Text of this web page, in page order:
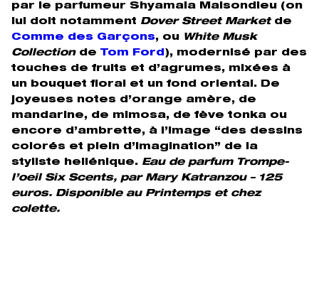
par le parfumeur Shyamala Maisondieu (on
lui doit notamment Dover Street Marketde
Comme des Garçons, ou White Musk
Collectionde Tom Ford), modernisé par des
touches de fruits et d’agrumes, mixées à
un bouquet floral et un fond oriental. De
joyeuses notes d’orange amère, de
mandarine, de mimosa, de fève tonka ou
encore d’ambrette, à l’image “des dessins
colorés et plein d’imagination” de la
styliste hellénique. Eau de parfum Trompe-
l’oeil Six Scents, par Mary Katranzou – 125
euros. Disponible au Printemps et chez
colette.